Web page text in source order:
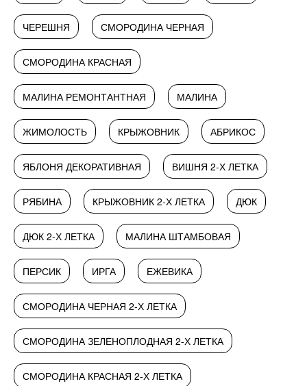
ЧЕРЕШНЯ СМОРОДИНА ЧЕРНАЯ
СМОРОДИНА КРАСНАЯ
МАЛИНА РЕМОНТАНТНАЯ МАЛИНА
ЖИМОЛОСТЬ КРЫЖОВНИК АБРИКОС
ЯБЛОНЯ ДЕКОРАТИВНАЯ ВИШНЯ 2-Х ЛЕТКА
РЯБИНА КРЫЖОВНИК 2-Х ЛЕТКА ДЮК
ДЮК 2-Х ЛЕТКА МАЛИНА ШТАМБОВАЯ
ПЕРСИК ИРГА ЕЖЕВИКА
СМОРОДИНА ЧЕРНАЯ 2-Х ЛЕТКА
СМОРОДИНА ЗЕЛЕНОПЛОДНАЯ 2-Х ЛЕТКА
СМОРОДИНА КРАСНАЯ 2-Х ЛЕТКА